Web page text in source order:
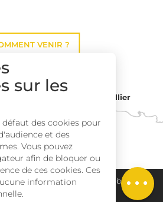
Horaires
VENIR ?
Montpellier
Perpignan
Haut Languedoc et Vignobles
sur les
des cookies pour
et des
Vous pouvez
afin de bloquer ou
de ces cookies. Ces
information